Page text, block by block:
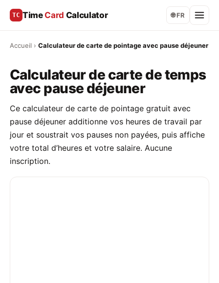
TC Time Card Calculator 🌐 FR
Accueil › Calculateur de carte de pointage avec pause déjeuner
Calculateur de carte de temps
avec pause déjeuner
Ce calculateur de carte de pointage gratuit avec
pause déjeuner additionne vos heures de travail par
jour et soustrait vos pauses non payées, puis affiche
votre total d’heures et votre salaire. Aucune
inscription.